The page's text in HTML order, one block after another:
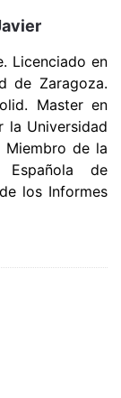
Licenciado en
de Zaragoza.
Master en
la Universidad
Miembro de la
de
los Informes